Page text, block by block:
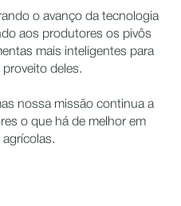
o avanço da tecnologia
aos produtores os pivôs
mais inteligentes para
deles.
nossa missão continua a
o que há de melhor em